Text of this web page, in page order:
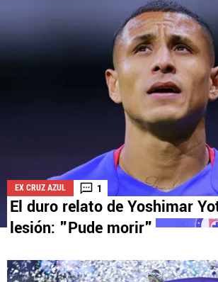
La aceptación de una de las ofertas
puede dar lugar a un pago aVamos Azul . Este
cómo y dónde aparecen los operadores de
orden en que aparecen, pero no influye en
EX CRUZ AZUL 1
El duro relato de Yoshimar
lesión: "Pude morir"